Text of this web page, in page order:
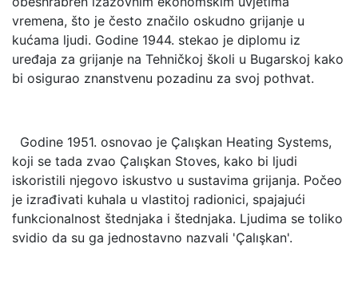
vremena, što je često značilo oskudno grijanje u
kućama ljudi. Godine 1944. stekao je diplomu iz
uređaja za grijanje na Tehničkoj školi u Bugarskoj kako
bi osigurao znanstvenu pozadinu za svoj pothvat.
Godine 1951. osnovao je Çalışkan Heating Systems,
koji se tada zvao Çalışkan Stoves, kako bi ljudi
iskoristili njegovo iskustvo u sustavima grijanja. Počeo
je izrađivati kuhala u vlastitoj radionici, spajajući
funkcionalnost štednjaka i štednjaka. Ljudima se toliko
svidio da su ga jednostavno nazvali 'Çalışkan'.